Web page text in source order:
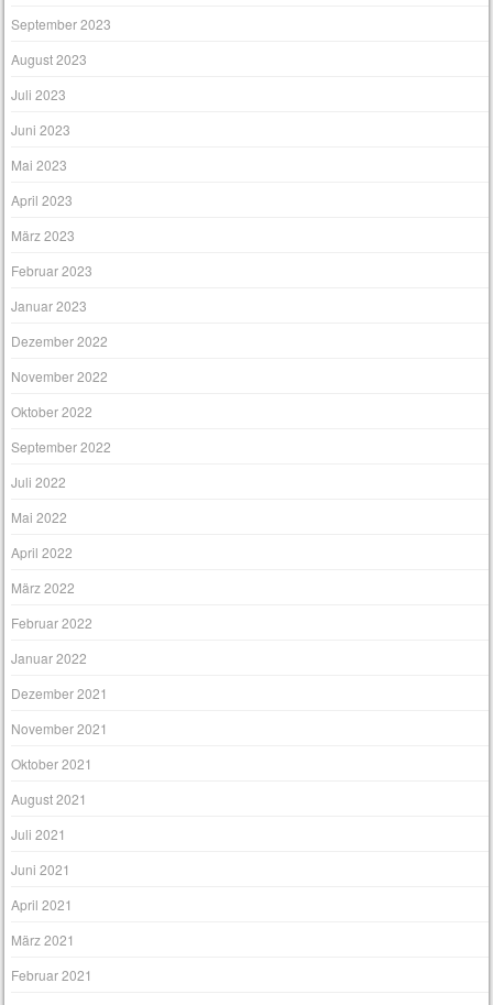
September 2023
August 2023
Juli 2023
Juni 2023
Mai 2023
April 2023
März 2023
Februar 2023
Januar 2023
Dezember 2022
November 2022
Oktober 2022
September 2022
Juli 2022
Mai 2022
April 2022
März 2022
Februar 2022
Januar 2022
Dezember 2021
November 2021
Oktober 2021
August 2021
Juli 2021
Juni 2021
April 2021
März 2021
Februar 2021